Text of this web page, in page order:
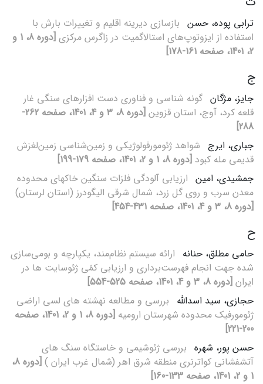
ترابی پوده، حسن بازسازی دیرینه اقلیم و تغییرات بارش با
استفاده از ایزوتوپ‌های استالاگمیت در زاگرس مرکزی
[دوره 8، 1 و
2، 1401، صفحه 161-178]
ج
جایز، مژگان گونه شناسی و فناوری دست افزارهای سنگی غار
قلعه کرد، آوج، استان قزوین
[دوره 8، 3 و 4، 1401، صفحه 262-
288]
جباری، ایرج شواهد ژئومورفولوژیکی و زمین‌شناسی زمین‌لغزش
قدیمی مله کبود [دوره 8، 1 و 2، 1401، صفحه 179-199]
جمشیدی، امین ارزیابی آلودگی فلزات سنگین خاکهای محدوده
معدن سرب و روی گل زرد، شمال شرقی الیگودرز (استان لرستان)
[دوره 8، 3 و 4، 1401، صفحه 431-454]
ح
حامی مطلق، حنانه ارائه سیستم نظام‌مند، یکپارچه و بومی‌سازی
شده جهت انجام فهرست‌برداری و ارزیابی کمّی ژئوسایت ها در
ایران [دوره 8، 3 و 4، 1401، صفحه 525-554]
حجازی، سید اسدالله بررسی و مطالعه نهشته های لسی اراضی
ژئومورفیک محدوده شهرستان ارومیه
[دوره 8، 1 و 2، 1401، صفحه
200-221]
حسن پور، شهره بررسی ژئوشیمی و خاستگاه سنگ های
آتشفشانی کواترنری منطقه شرق اهر (شمال غرب ایران )
[دوره 8،
1 و 2، 1401، صفحه 133-160]